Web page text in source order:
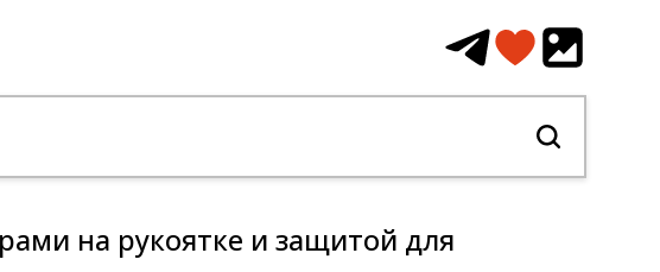
на рукоятке и защитой для